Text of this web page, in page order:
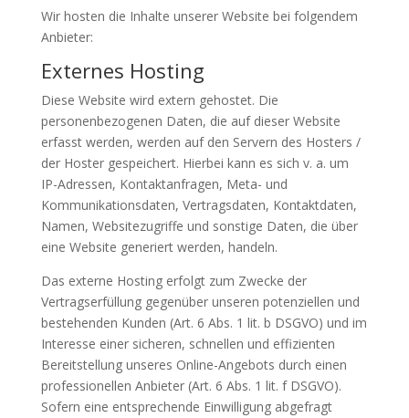
Wir hosten die Inhalte unserer Website bei folgendem
Anbieter:
Externes Hosting
Diese Website wird extern gehostet. Die
personenbezogenen Daten, die auf dieser Website
erfasst werden, werden auf den Servern des Hosters /
der Hoster gespeichert. Hierbei kann es sich v. a. um
IP-Adressen, Kontaktanfragen, Meta- und
Kommunikationsdaten, Vertragsdaten, Kontaktdaten,
Namen, Websitezugriffe und sonstige Daten, die über
eine Website generiert werden, handeln.
Das externe Hosting erfolgt zum Zwecke der
Vertragserfüllung gegenüber unseren potenziellen und
bestehenden Kunden (Art. 6 Abs. 1 lit. b DSGVO) und im
Interesse einer sicheren, schnellen und effizienten
Bereitstellung unseres Online-Angebots durch einen
professionellen Anbieter (Art. 6 Abs. 1 lit. f DSGVO).
Sofern eine entsprechende Einwilligung abgefragt